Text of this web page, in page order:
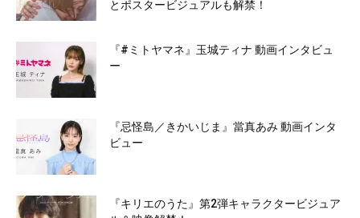
とポスタービジュアルも解禁！
『#ミトヤマネ』玉城ティナ 動画インタビュ
ー
『忌怪島／きかいじま』當真あみ 動画インタ
ビュー
『キリエのうた』第2弾キャラクタービジュア